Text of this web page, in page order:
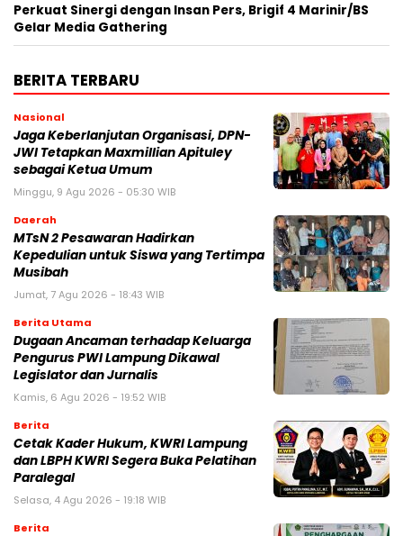
Perkuat Sinergi dengan Insan Pers, Brigif 4 Marinir/BS
Gelar Media Gathering
BERITA TERBARU
Nasional
Jaga Keberlanjutan Organisasi, DPN-
JWI Tetapkan Maxmillian Apituley
sebagai Ketua Umum
Minggu, 9 Agu 2026 - 05:30 WIB
Daerah
MTsN 2 Pesawaran Hadirkan
Kepedulian untuk Siswa yang Tertimpa
Musibah
Jumat, 7 Agu 2026 - 18:43 WIB
Berita Utama
Dugaan Ancaman terhadap Keluarga
Pengurus PWI Lampung Dikawal
Legislator dan Jurnalis
Kamis, 6 Agu 2026 - 19:52 WIB
Berita
Cetak Kader Hukum, KWRI Lampung
dan LBPH KWRI Segera Buka Pelatihan
Paralegal
Selasa, 4 Agu 2026 - 19:18 WIB
Berita